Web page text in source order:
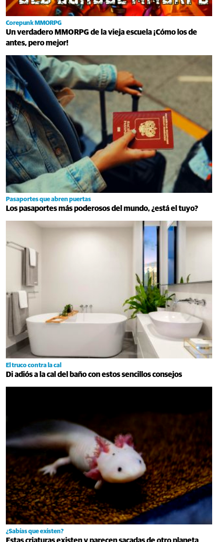
Corepunk MMORPG
Un verdadero MMORPG de la vieja escuela ¡Cómo los de
antes, pero mejor!
Pasaportes que abren puertas
Los pasaportes más poderosos del mundo, ¿está el tuyo?
El truco contra la cal
Di adiós a la cal del baño con estos sencillos consejos
¿Sabías que existen?
Estas criaturas existen y parecen sacadas de otro planeta